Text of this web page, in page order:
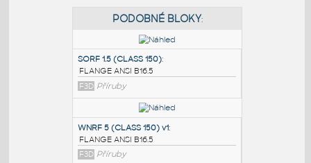
PODOBNÉ BLOKY